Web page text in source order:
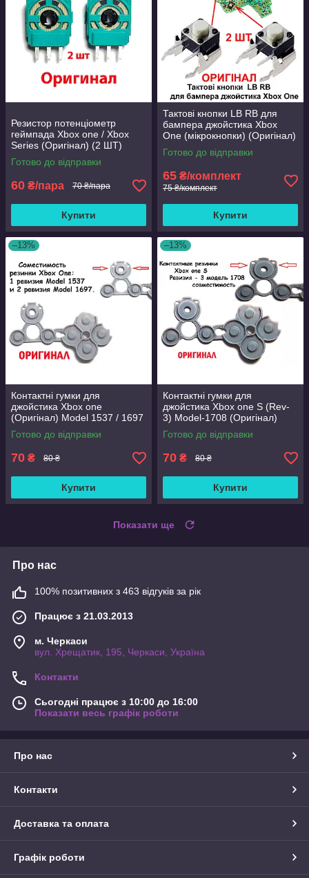
Резистор потенціометр
геймпада Xbox one / Xbox
Series (Оригінал) (2 ШТ)
Готово до відправки
60 ₴/пара 70 ₴/пара
Купити
Тактові кнопки LB RB для
бампера джойстика Xbox
One (мікрокнопки) (Оригінал)
2 ШТ
Готово до відправки
65 ₴/комплект
75 ₴/комплект
Купити
–13%
Контактні гумки для
джойстика Xbox one
(Оригінал) Model 1537 / 1697
Готово до відправки
70 ₴ 80 ₴
Купити
–13%
Контактні гумки для
джойстика Xbox one S (Rev-
3) Model-1708 (Оригінал)
Готово до відправки
70 ₴ 80 ₴
Купити
Показати ще
Про нас
100% позитивних з 463 відгуків за рік
Працює з 21.03.2013
м. Черкаси
вул. Хрещатик, 195, Черкаси, Україна
Контакти
Сьогодні працює з 10:00 до 16:00
Показати весь графік роботи
Про нас
Контакти
Доставка та оплата
Графік роботи